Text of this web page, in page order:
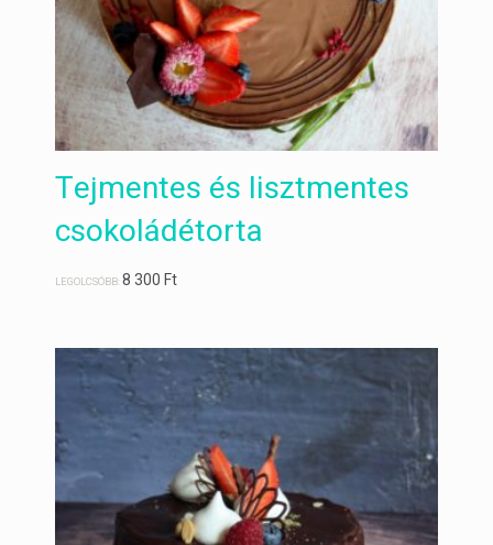
Tejmentes és lisztmentes
csokoládétorta
LEGOLCSÓBB:8 300Ft